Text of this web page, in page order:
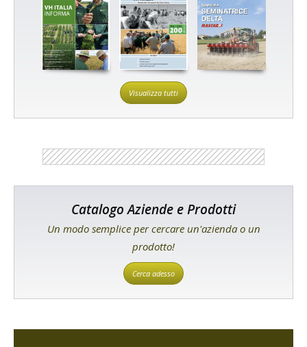
Visualizza tutti
Catalogo Aziende e Prodotti
Un modo semplice per cercare un'azienda o un
prodotto!
Cerca adesso